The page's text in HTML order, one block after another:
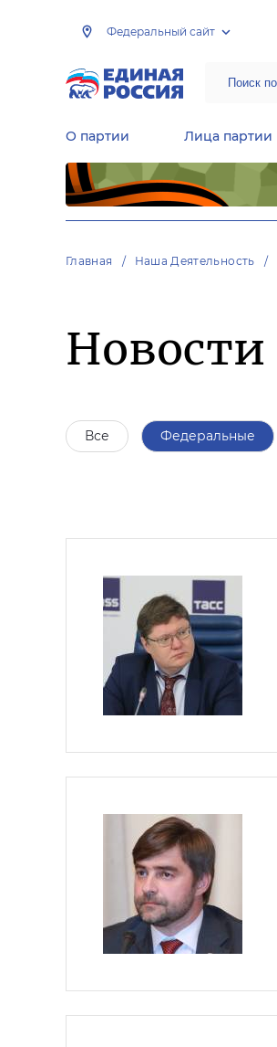
Федеральный сайт
О партии Лица партии
Главная Наша Деятельность
Новости
Все Федеральные